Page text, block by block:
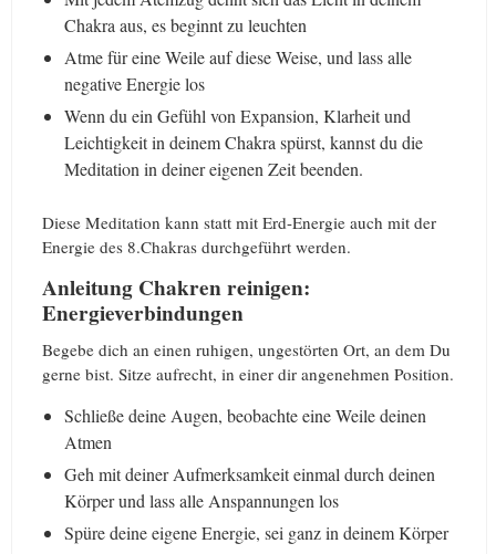
Chakra aus, es beginnt zu leuchten
Atme für eine Weile auf diese Weise, und lass alle
negative Energie los
Wenn du ein Gefühl von Expansion, Klarheit und
Leichtigkeit in deinem Chakra spürst, kannst du die
Meditation in deiner eigenen Zeit beenden.
Diese Meditation kann statt mit Erd-Energie auch mit der
Energie des 8.Chakras durchgeführt werden.
Anleitung Chakren reinigen:
Energieverbindungen
Begebe dich an einen ruhigen, ungestörten Ort, an dem Du
gerne bist. Sitze aufrecht, in einer dir angenehmen Position.
Schließe deine Augen, beobachte eine Weile deinen
Atmen
Geh mit deiner Aufmerksamkeit einmal durch deinen
Körper und lass alle Anspannungen los
Spüre deine eigene Energie, sei ganz in deinem Körper